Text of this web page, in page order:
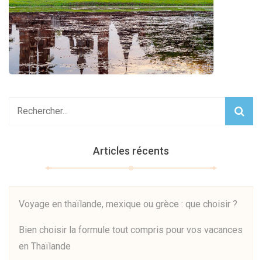
Articles récents
Voyage en thaïlande, mexique ou grèce : que choisir ?
Bien choisir la formule tout compris pour vos vacances
en Thaïlande